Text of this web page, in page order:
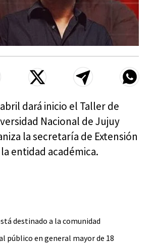
dará inicio el Taller de
Nacional de Jujuy
la secretaría de Extensión
entidad académica.
destinado a la comunidad
público en general mayor de 18